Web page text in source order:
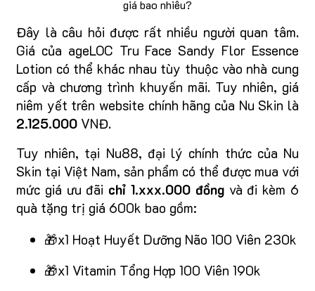
giá bao nhiêu?
Đây là câu hỏi được rất nhiều người quan tâm.
Giá của ageLOC Tru Face Sandy Flor Essence
Lotion có thể khác nhau tùy thuộc vào nhà cung
cấp và chương trình khuyến mãi. Tuy nhiên, giá
niêm yết trên website chính hãng của Nu Skin là
2.125.000 VNĐ.
Tuy nhiên, tại Nu88, đại lý chính thức của Nu
Skin tại Việt Nam, sản phẩm có thể được mua với
mức giá ưu đãi chỉ 1.xxx.000 đồng và đi kèm 6
quà tặng trị giá 600k bao gồm:
🎁x1 Hoạt Huyết Dưỡng Não 100 Viên 230k
🎁x1 Vitamin Tổng Hợp 100 Viên 190k